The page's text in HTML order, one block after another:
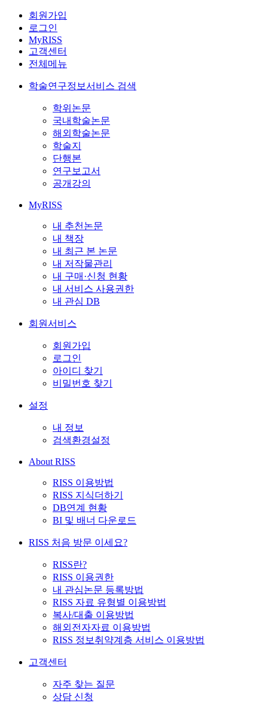
회원가입
로그인
MyRISS
고객센터
전체메뉴
학술연구정보서비스 검색
학위논문
국내학술논문
해외학술논문
학술지
단행본
연구보고서
공개강의
MyRISS
내 추천논문
내 책장
내 최근 본 논문
내 저작물관리
내 구매·신청 현황
내 서비스 사용권한
내 관심 DB
회원서비스
회원가입
로그인
아이디 찾기
비밀번호 찾기
설정
내 정보
검색환경설정
About RISS
RISS 이용방법
RISS 지식더하기
DB연계 현황
BI 및 배너 다운로드
RISS 처음 방문 이세요?
RISS란?
RISS 이용권한
내 관심논문 등록방법
RISS 자료 유형별 이용방법
복사/대출 이용방법
해외전자자료 이용방법
RISS 정보취약계층 서비스 이용방법
고객센터
자주 찾는 질문
상담 신청